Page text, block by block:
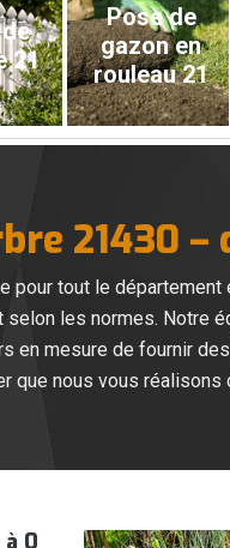
21
Pose de
gazon en
rouleau 21
21430 –
pour tout le
les normes. Notre
en mesure de fournir
que nous vous
0